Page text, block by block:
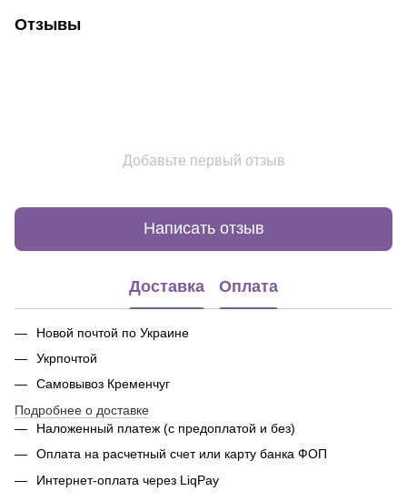
Отзывы
Добавьте первый отзыв
Написать отзыв
Доставка Оплата
Новой почтой по Украине
Укрпочтой
Самовывоз Кременчуг
Подробнее о доставке
Наложенный платеж (с предоплатой и без)
Оплата на расчетный счет или карту банка ФОП
Интернет-оплата через LiqPay